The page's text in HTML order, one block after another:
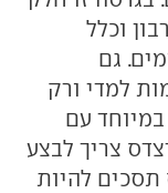
וכלל
גם
למדי ורק
עם
צריך לבצע
להיות